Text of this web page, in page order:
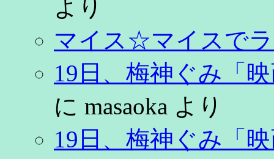
より
マイス☆マイスで
19日、梅神ぐみ「
に masaoka より
19日、梅神ぐみ「